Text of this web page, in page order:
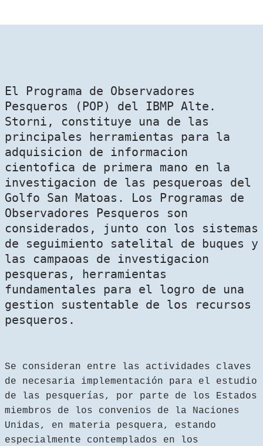
El Programa de Observadores
Pesqueros (POP) del IBMP Alte.
Storni, constituye una de las
principales herramientas para la
adquisicion de informacion
cientofica de primera mano en la
investigacion de las pesqueroas del
Golfo San Matoas. Los Programas de
Observadores Pesqueros son
considerados, junto con los sistemas
de seguimiento satelital de buques y
las campaoas de investigacion
pesqueras, herramientas
fundamentales para el logro de una
gestion sustentable de los recursos
pesqueros.
Se consideran entre las actividades claves
de necesaria implementación para el estudio
de las pesquerías, por parte de los Estados
miembros de los convenios de la Naciones
Unidas, en materia pesquera, estando
especialmente contemplados en los